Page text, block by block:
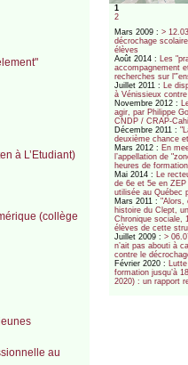
à L’Etudiant)
(collège
au
1
2
Mars 2009 :>
décrochage
élèves
Août 2014 :
Les
accompagnement
recherches sur
Juillet 2011 :
Le
à Vénissieux
Novembre 2012 :
agir, par Philippe
CNDP / CRAP-
Décembre 2011 :
deuxième chance
Mars 2012 : En
l’appellation de
heures de
Mai 2014 :
Le
de 6e et 5e en
utilisée au Québec
Mars 2011 :"Alors,
histoire du Clept,
Chronique sociale,
élèves de cette
Juillet 2009 :>
n’ait pas abouti à
contre le
Février 2020 :
formation jusqu’à
2020) : un rapport